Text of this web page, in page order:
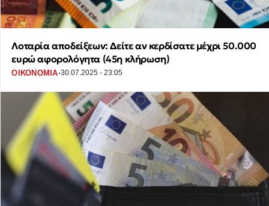
Λοταρία αποδείξεων: Δείτε αν κερδίσατε μέχρι 50.000
ευρώ αφορολόγητα (45η κλήρωση)
ΟΙΚΟΝΟΜΙΑ·30.07.2025 - 23:05